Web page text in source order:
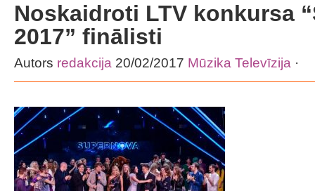
Noskaidroti LTV konkursa
2017” finālisti
Autors redakcija 20/02/2017 Mūzika Televīzija ·